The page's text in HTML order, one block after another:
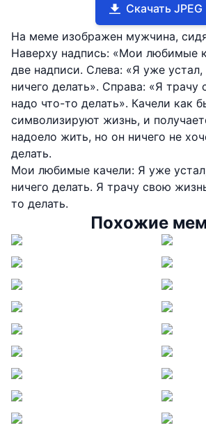
Скачать JPEG
На меме изображен мужчина,
Наверху надпись: «Мои любимые
две надписи. Слева: «Я уже
ничего делать». Справа: «Я трачу
надо что-то делать». Качели как
символизируют жизнь, и
надоело жить, но он ничего не
делать.
Мои любимые качели: Я уже
ничего делать. Я трачу свою
то делать.
Похожие